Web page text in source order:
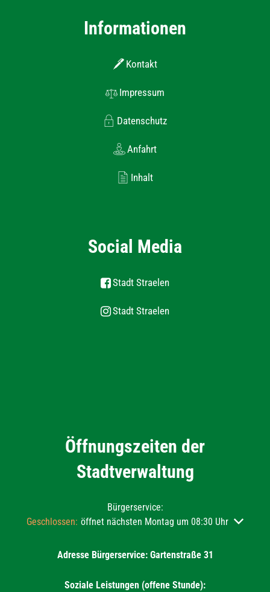
Informationen
Kontakt
Impressum
Datenschutz
Anfahrt
Inhalt
Social Media
Stadt Straelen
Stadt Straelen
Öffnungszeiten der
Stadtverwaltung
Bürgerservice:
Klicken, um weitere Öffnungs- oder Schließzeiten
Geschlossen: öffnet nächsten Montag um 08:30 Uhr
Adresse Bürgerservice: Gartenstraße 31
Soziale Leistungen (offene Stunde):